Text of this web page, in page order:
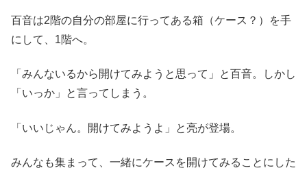
百音は2階の自分の部屋に行ってある箱（ケース？）を手
にして、1階へ。
「みんないるから開けてみようと思って」と百音。しかし
「いっか」と言ってしまう。
「いいじゃん。開けてみようよ」と亮が登場。
みんなも集まって、一緒にケースを開けてみることにした